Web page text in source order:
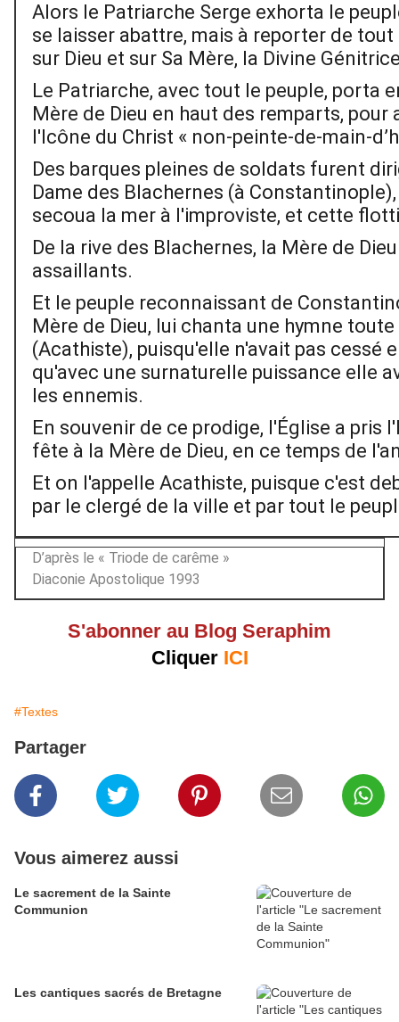
Alors le Patriarche Serge exhorta le
se laisser abattre, mais à reporter de
sur Dieu et sur Sa Mère, la Divine
Le Patriarche, avec tout le peuple, porta
Mère de Dieu en haut des remparts,
l'Icône du Christ « non-peinte-de-main-
Des barques pleines de soldats furent
Dame des Blachernes (à
secoua la mer à l'improviste, et cette
De la rive des Blachernes, la Mère de
assaillants.
Et le peuple reconnaissant de
Mère de Dieu, lui chanta une hymne
(Acathiste), puisqu'elle n'avait pas cessé
qu'avec une surnaturelle puissance elle
les ennemis.
En souvenir de ce prodige, l'Église a pris
fête à la Mère de Dieu, en ce temps de
Et on l'appelle Acathiste, puisque c'est
par le clergé de la ville et par tout le
D’après le « Triode de carême »
Diaconie Apostolique 1993
S'abonner au Blog Seraphim
Cliquer ICI
#Textes
Partager
Vous aimerez aussi
Le sacrement de la Sainte
Communion
Les cantiques sacrés de Bretagne